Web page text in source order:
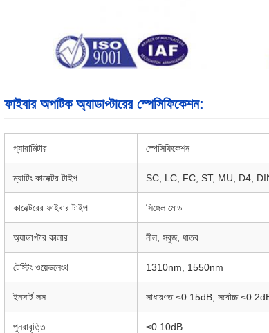
ফাইবার অপটিক অ্যাডাপ্টারের স্পেসিফিকেশন:
প্যারামিটার স্পেসিফিকেশন
ম্যাটিং কানেক্টর টাইপ SC, LC, FC, ST, MU, D4,
কানেক্টরের ফাইবার টাইপ সিঙ্গেল মোড
অ্যাডাপ্টার কালার নীল, সবুজ, ধাতব
টেস্টিং ওয়েভলেংথ 1310nm, 1550nm
ইনসার্ট লস সাধারণত ≤0.15dB, সর্বোচ্চ
পুনরাবৃত্তি ≤0.10dB